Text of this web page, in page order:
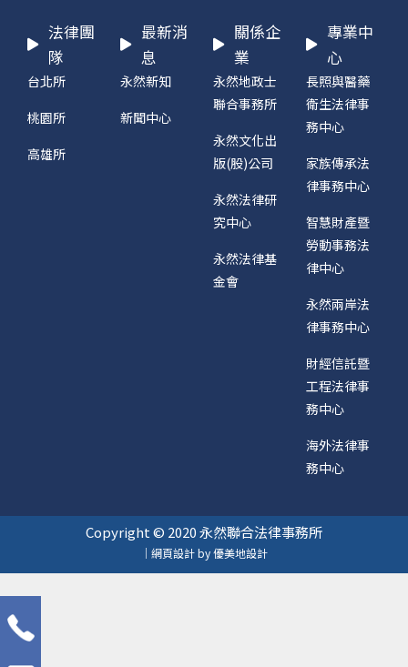
法律團
隊
台北所
桃園所
高雄所
最新消
息
永然新知
新聞中心
關係企
業
永然地政士
聯合事務所
永然文化出
版(股)公司
永然法律研
究中心
永然法律基
金會
專業中
心
長照與醫藥
衛生法律事
務中心
家族傳承法
律事務中心
智慧財產暨
勞動事務法
律中心
永然兩岸法
律事務中心
財經信託暨
工程法律事
務中心
海外法律事
務中心
Copyright © 2020 永然聯合法律事務所
｜網頁設計 by 優美地設計